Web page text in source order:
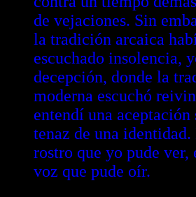
de vejaciones. Sin
la tradición arcaica
escuchado insolencia,
decepción, donde la
moderna escuchó
entendí una
tenaz de una identidad.
rostro que yo pude ver,
voz que pude oír.